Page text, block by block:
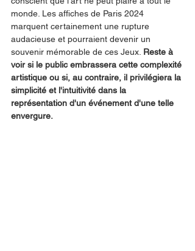
monde. Les affiches de Paris 2024
marquent certainement une rupture
audacieuse et pourraient devenir un
souvenir mémorable de ces Jeux. Reste à
voir si le public embrassera cette complexité
artistique ou si, au contraire, il privilégiera la
simplicité et l'intuitivité dans la
représentation d'un événement d'une telle
envergure.